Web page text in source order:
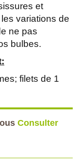
et
variations de
ne pas
bulbes.
filets de 1
Consulter